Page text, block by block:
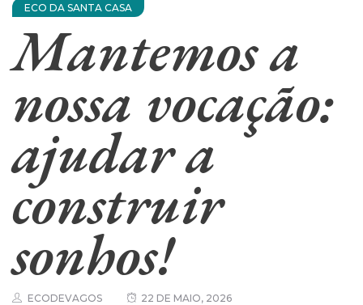
ECO DA SANTA CASA
Mantemos a
nossa vocação:
ajudar a
construir
sonhos!
ECODEVAGOS 22 DE MAIO, 2026